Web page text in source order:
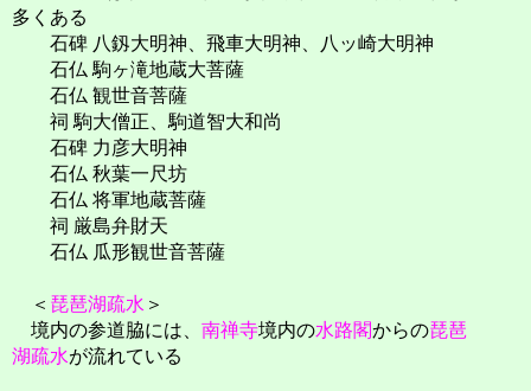
多くある
石碑 八釼大明神、飛車大明神、八ッ崎大明神
石仏 駒ヶ滝地蔵大菩薩
石仏 観世音菩薩
祠 駒大僧正、駒道智大和尚
石碑 力彦大明神
石仏 秋葉一尺坊
石仏 将軍地蔵菩薩
祠 厳島弁財天
石仏 瓜形観世音菩薩
＜ 琵琶湖疏水 ＞
境内の参道脇には、 南禅寺境内の水路閣からの琵琶
湖疏水が流れている